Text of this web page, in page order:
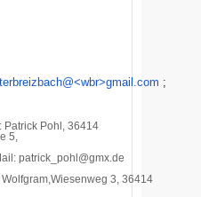
;
: Patrick Pohl, 36414
5,
patrick_pohl@gmx.de
Wolfgram,Wiesenweg 3, 36414